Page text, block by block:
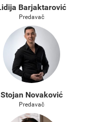
Barjaktarović
Predavač
Stojan Novaković
Predavač